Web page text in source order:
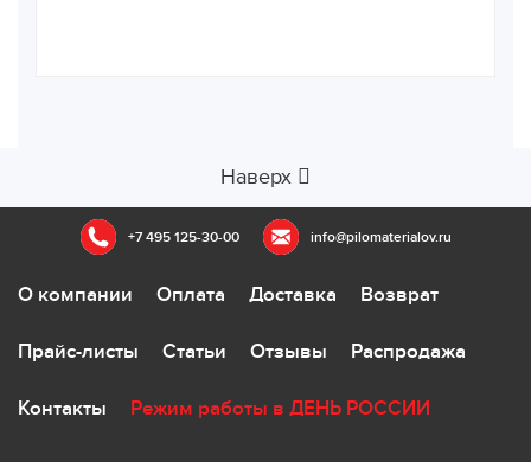
Наверх
+7 495 125-30-00 info@pilomaterialov.ru
О компании Оплата Доставка Возврат
Прайс-листы Статьи Отзывы Распродажа
Контакты Режим работы в ДЕНЬ РОССИИ